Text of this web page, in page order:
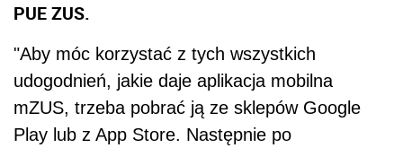
PUE ZUS.
"Aby móc korzystać z tych wszystkich
udogodnień, jakie daje aplikacja mobilna
mZUS, trzeba pobrać ją ze sklepów Google
Play lub z App Store. Następnie po